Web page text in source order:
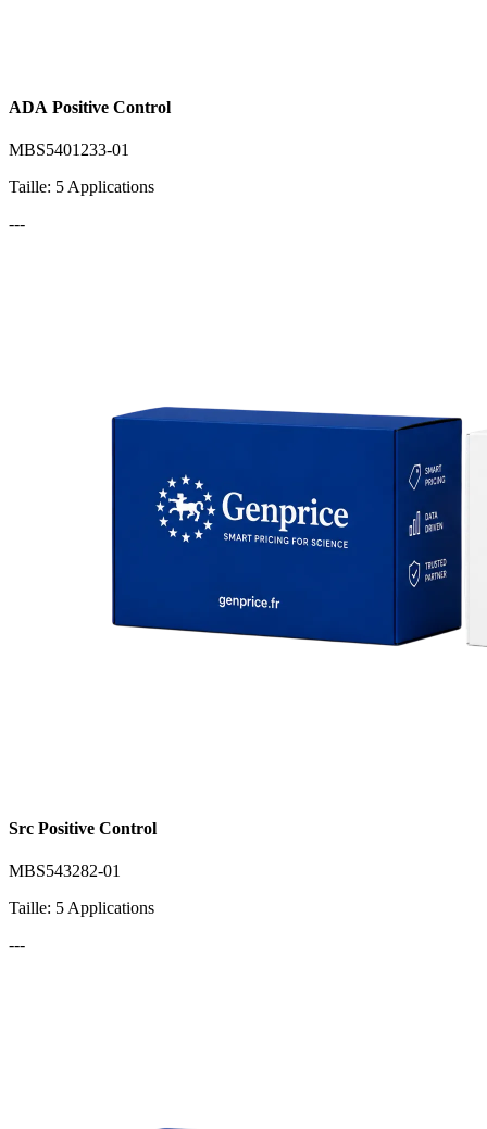
ADA Positive Control
MBS5401233-01
Taille: 5 Applications
---
Src Positive Control
MBS543282-01
Taille: 5 Applications
---